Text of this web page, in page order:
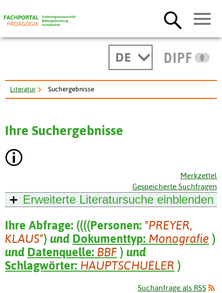
DE
Literatur Suchergebnisse
Ihre Suchergebnisse
Merkzettel
Gespeicherte Suchfragen
Erweiterte Literatursuche einblenden
Ihre Abfrage: ((((Personen: "PREYER,
KLAUS") und Dokumenttyp: Monografie )
und Datenquelle: BBF ) und
Schlagwörter: HAUPTSCHUELER )
Suchanfrage als RSS